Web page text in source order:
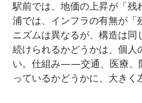
駅前では、地価の上昇が「残
浦では、インフラの有無が「
ニズムは異なるが、構造は
続けられるかどうかは、個人
い。仕組み——交通、医療
っているかどうかに、大きく